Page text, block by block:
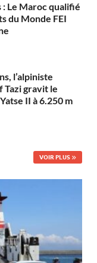
Le Maroc qualifié
du Monde FEI
l’alpiniste
Tazi gravit le
II à 6.250 m
VOIR PLUS